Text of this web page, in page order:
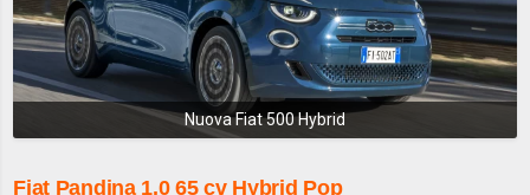
Nuova Fiat 500 Hybrid
Fiat Pandina 1.0 65 cv Hybrid Pop